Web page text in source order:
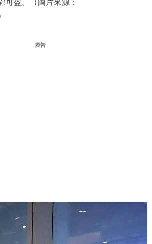
可盈。（圖片來源：
廣告